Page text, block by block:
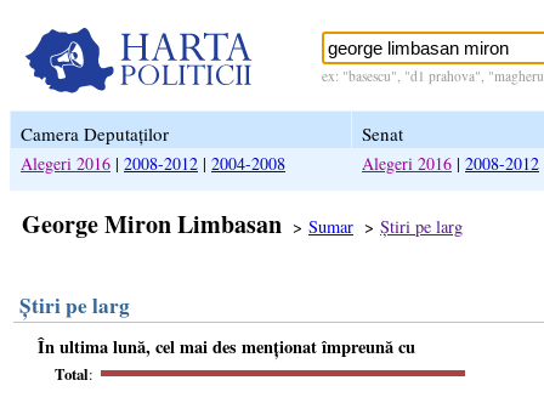
ex: "basescu", "d1 prahova",
Camera Deputaților Senat
Alegeri 2016 | 2008-2012 | 2004-2008 Alegeri 2016 | 2008-2012
George Miron Limbasan > Sumar > Știri pe larg
Știri pe larg
În ultima lună, cel mai des menționat împreună cu
Total: